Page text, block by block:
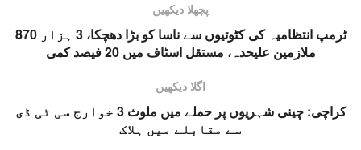
پچھلا دیکھیں
ٹرمپ انتظامیہ کی کٹوتیوں سے ناسا کو بڑا دھچکا، 3 ہزار 870
ملازمین علیحدہ، مستقل اسٹاف میں 20 فیصد کمی
اگلا دیکھیں
کراچی: چینی شہریوں پر حملے میں ملوث 3 خوارج سی ٹی ڈی
سے مقابلے میں ہلاک